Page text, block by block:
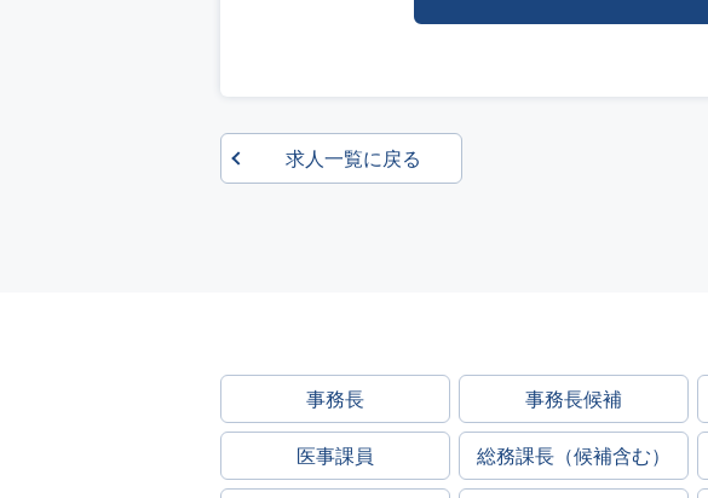
求人一覧に戻る
事務長 事務長候補
医事課員 総務課長（候補含む）